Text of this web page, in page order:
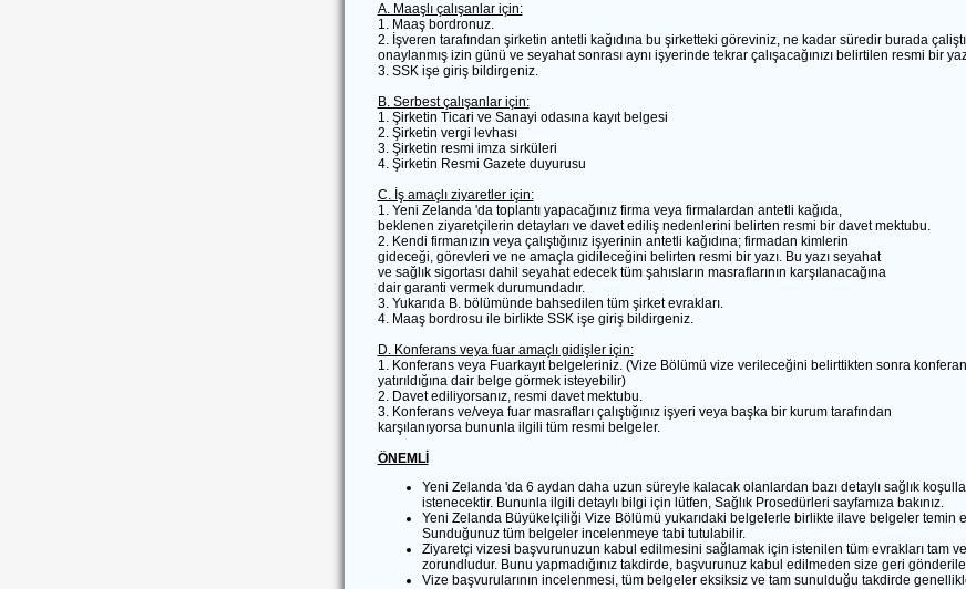
A. Maaşlı çalışanlar için:
1. Maaş bordronuz.
2. İşveren tarafından şirketin antetli kağıdına bu şirketteki göreviniz, ne kadar süredir burada
onaylanmış izin günü ve seyahat sonrası aynı işyerinde tekrar çalışacağınızı belirtilen resmi bir
3. SSK işe giriş bildirgeniz.
B. Serbest çalışanlar için:
1. Şirketin Ticari ve Sanayi odasına kayıt belgesi
2. Şirketin vergi levhası
3. Şirketin resmi imza sirküleri
4. Şirketin Resmi Gazete duyurusu
C. İş amaçlı ziyaretler için:
1. Yeni Zelanda 'da toplantı yapacağınız firma veya firmalardan antetli kağıda,
beklenen ziyaretçilerin detayları ve davet ediliş nedenlerini belirten resmi bir davet mektubu.
2. Kendi firmanızın veya çalıştığınız işyerinin antetli kağıdına; firmadan kimlerin
gideceği, görevleri ve ne amaçla gidileceğini belirten resmi bir yazı. Bu yazı seyahat
ve sağlık sigortası dahil seyahat edecek tüm şahısların masraflarının karşılanacağına
dair garanti vermek durumundadır.
3. Yukarıda B. bölümünde bahsedilen tüm şirket evrakları.
4. Maaş bordrosu ile birlikte SSK işe giriş bildirgeniz.
D. Konferans veya fuar amaçlı gidişler için:
1. Konferans veya Fuarkayıt belgeleriniz. (Vize Bölümü vize verileceğini belirttikten sonra
yatırıldığına dair belge görmek isteyebilir)
2. Davet ediliyorsanız, resmi davet mektubu.
3. Konferans ve/veya fuar masrafları çalıştığınız işyeri veya başka bir kurum tarafından
karşılanıyorsa bununla ilgili tüm resmi belgeler.
ÖNEMLİ
Yeni Zelanda 'da 6 aydan daha uzun süreyle kalacak olanlardan bazı detaylı sağlık
istenecektir. Bununla ilgili detaylı bilgi için lütfen, Sağlık Prosedürleri sayfamıza bakınız.
Yeni Zelanda Büyükelçiliği Vize Bölümü yukarıdaki belgelerle birlikte ilave belgeler temin
Sunduğunuz tüm belgeler incelenmeye tabi tutulabilir.
Ziyaretçi vizesi başvurunuzun kabul edilmesini sağlamak için istenilen tüm evrakları tam
zorundludur. Bunu yapmadığınız takdirde, başvurunuz kabul edilmeden size geri
Vize başvurularının incelenmesi, tüm belgeler eksiksiz ve tam sunulduğu takdirde